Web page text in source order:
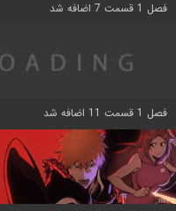
فصل 1 قسمت 7 اضافه شد
فصل 1 قسمت 11 اضافه شد